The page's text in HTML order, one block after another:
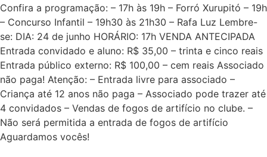
Confira a programação: – 17h às 19h – Forró Xurupitó – 19h
– Concurso Infantil – 19h30 às 21h30 – Rafa Luz Lembre-
se: DIA: 24 de junho HORÁRIO: 17h VENDA ANTECIPADA
Entrada convidado e aluno: R$ 35,00 – trinta e cinco reais
Entrada público externo: R$ 100,00 – cem reais Associado
não paga! Atenção: – Entrada livre para associado –
Criança até 12 anos não paga – Associado pode trazer até
4 convidados – Vendas de fogos de artifício no clube. –
Não será permitida a entrada de fogos de artifício
Aguardamos vocês!